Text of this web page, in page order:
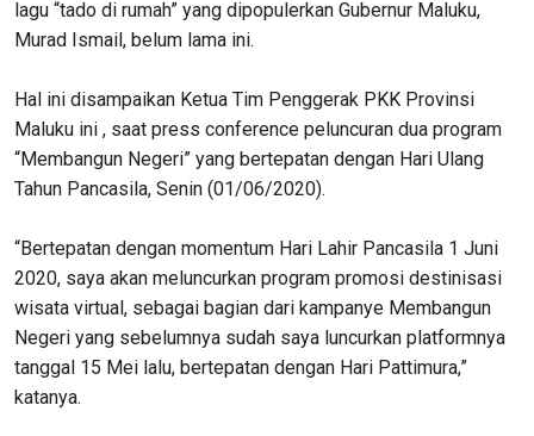
lagu “tado di rumah” yang dipopulerkan Gubernur Maluku,
Murad Ismail, belum lama ini.
Hal ini disampaikan Ketua Tim Penggerak PKK Provinsi
Maluku ini , saat press conference peluncuran dua program
“Membangun Negeri” yang bertepatan dengan Hari Ulang
Tahun Pancasila, Senin (01/06/2020).
“Bertepatan dengan momentum Hari Lahir Pancasila 1 Juni
2020, saya akan meluncurkan program promosi destinisasi
wisata virtual, sebagai bagian dari kampanye Membangun
Negeri yang sebelumnya sudah saya luncurkan platformnya
tanggal 15 Mei lalu, bertepatan dengan Hari Pattimura,”
katanya.